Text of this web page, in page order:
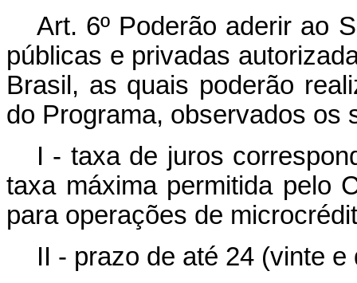
Art. 6º Poderão aderir ao
públicas e privadas
Brasil, as quais poderão
do Programa, observados os
I - taxa de juros
taxa máxima permitida pelo
para operações de
II - prazo de até 24 (vinte